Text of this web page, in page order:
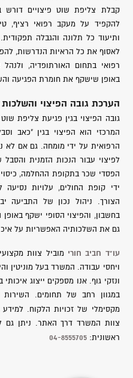
קבלת צליפת שוט פיצויים דורש
להקפיד על מעקב רפואי רציף,
ותיעוד כל תלונה והגבלה
לאסוף את כל הראיות הנדרשות,
רפואי בתחום האורתופדיה,
באופן שישקף את חומרת הפגיעה
הערכת גובה הפיצוי והשלכות
גובה הפיצוי בגין פגיעת צליפת
המרכזי הוא הפיצוי בגין "כאב
הרפואית על ידי מומחה. גם אם לא
לפיצוי עבור הנכות הזמנית
הפסדי שכר בתקופת ההחלמה,
ידי קופת החולים, עלויות
הצורך. ניהול נכון של התביעה
בחשבון, והפיצוי הסופי ישקף
גם את השלכותיה האפשריות על
עו"ד חביב חורי מוביל צוות
ויחסי עבודה. המשרד בעל מוניטין
ונזקי גוף. אנו מספקים ייצוג
במגוון רחב של תחומים.
מקסימלי של זכויות הלקוח. למידע
צוות המשרד דרך האתר. ניתן גם
ראשונית:04-8555705